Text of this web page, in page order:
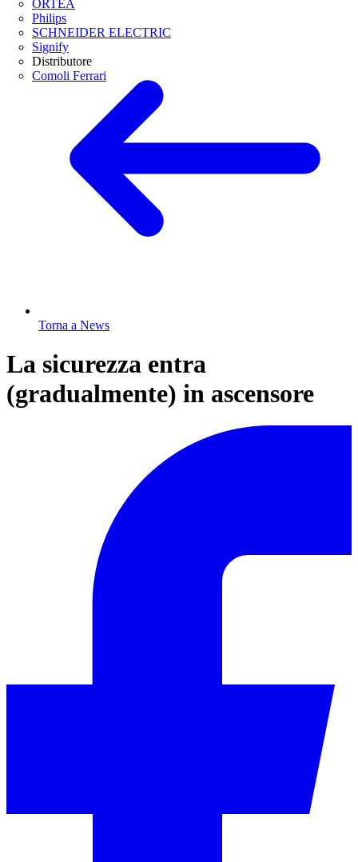
ORTEA
Philips
SCHNEIDER ELECTRIC
Signify
Distributore
Comoli Ferrari
Torna a News
La sicurezza entra
(gradualmente) in ascensore